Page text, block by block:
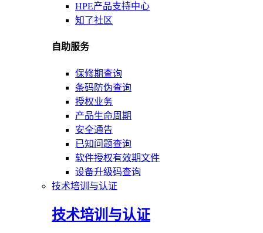
HPE产品支持中心
知了社区
自助服务
保修期查询
条码防伪查询
授权业务
产品生命周期
安全通告
已知问题查询
软件授权有效期文件
设备升级码查询
技术培训与认证
技术培训与认证